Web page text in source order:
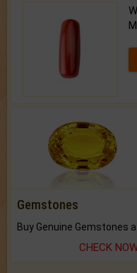
Gemstones
CHECK